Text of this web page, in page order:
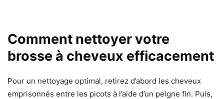
Comment nettoyer votre
brosse à cheveux efficacement
Pour un nettoyage optimal, retirez d’abord les cheveux
emprisonnés entre les picots à l’aide d’un peigne fin. Puis,